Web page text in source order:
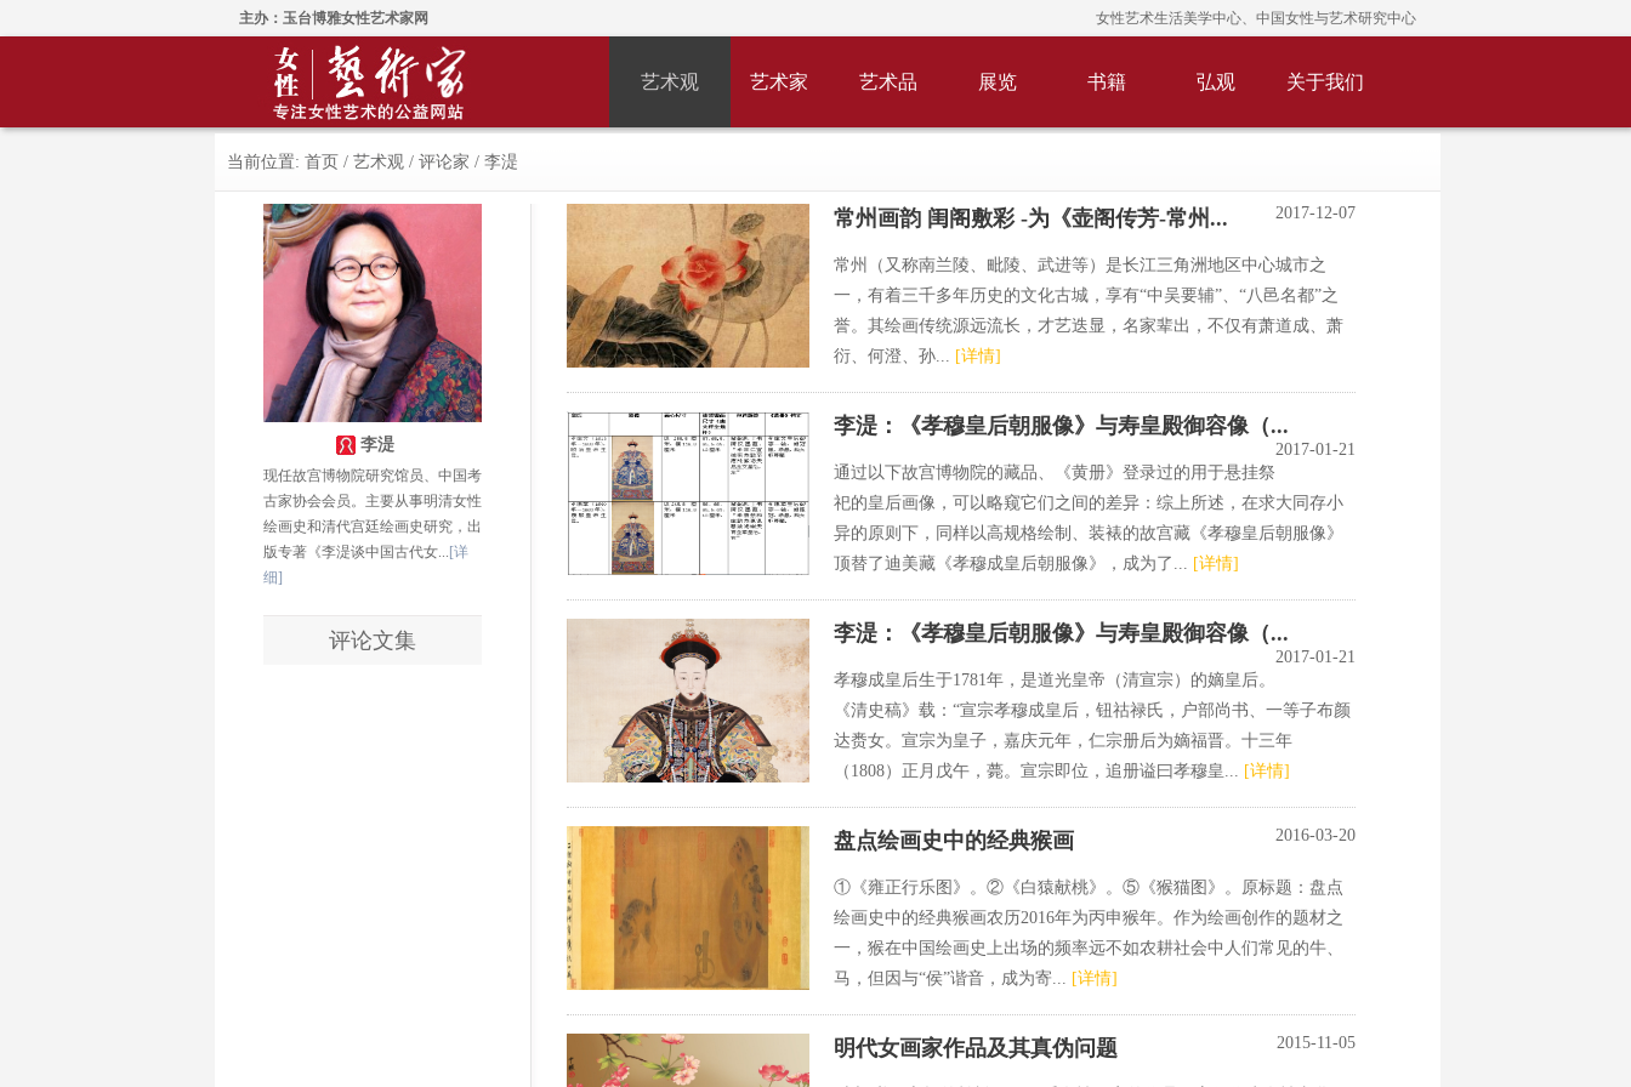
主办：玉台博雅女性艺术家网 女性艺术生活美学中心、中国女性与艺术研究中心
艺术观 艺术家 艺术品 展览 书籍 弘观 关于我们
当前位置: 首页 / 艺术观 / 评论家 / 李湜
李湜
现任故宫博物院研究馆员、中国考
古家协会会员。主要从事明清女性
绘画史和清代宫廷绘画史研究，出
版专著《李湜谈中国古代女... [详
细]
评论文集
常州画韵 闺阁敷彩 -为《壶阁传芳-常州... 2017-12-07
常州（又称南兰陵、毗陵、武进等）是长江三角洲地区中心城市之
一，有着三千多年历史的文化古城，享有“中吴要辅”、“八邑名都”之
誉。其绘画传统源远流长，才艺迭显，名家辈出，不仅有萧道成、萧
衍、何澄、孙... [详情]
李湜：《孝穆皇后朝服像》与寿皇殿御容像（...
2017-01-21
通过以下故宫博物院的藏品、《黄册》登录过的用于悬挂祭
祀的皇后画像，可以略窥它们之间的差异：综上所述，在求大同存小
异的原则下，同样以高规格绘制、装裱的故宫藏《孝穆皇后朝服像》
顶替了迪美藏《孝穆成皇后朝服像》，成为了... [详情]
李湜：《孝穆皇后朝服像》与寿皇殿御容像（...
2017-01-21
孝穆成皇后生于1781年，是道光皇帝（清宣宗）的嫡皇后。
《清史稿》载：“宣宗孝穆成皇后，钮祜禄氏，户部尚书、一等子布颜
达赉女。宣宗为皇子，嘉庆元年，仁宗册后为嫡福晋。十三年
（1808）正月戊午，薨。宣宗即位，追册谥曰孝穆皇... [详情]
盘点绘画史中的经典猴画 2016-03-20
①《雍正行乐图》。②《白猿献桃》。⑤《猴猫图》。原标题：盘点
绘画史中的经典猴画农历2016年为丙申猴年。作为绘画创作的题材之
一，猴在中国绘画史上出场的频率远不如农耕社会中人们常见的牛、
马，但因与“侯”谐音，成为寄... [详情]
明代女画家作品及其真伪问题 2015-11-05